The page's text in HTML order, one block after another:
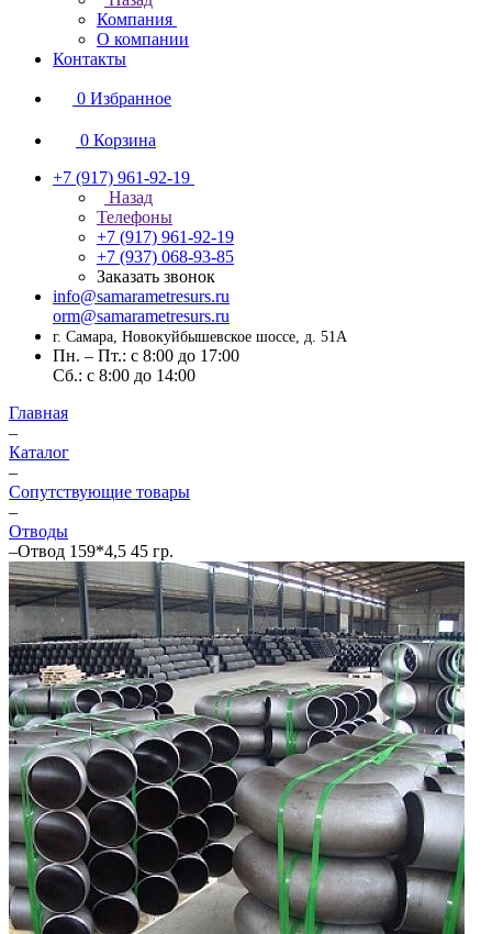
Компания
О компании
Контакты
0 Избранное
0 Корзина
+7 (917) 961-92-19
Назад
Телефоны
+7 (917) 961-92-19
+7 (937) 068-93-85
Заказать звонок
info@samarametresurs.ru
orm@samarametresurs.ru
г. Самара, Новокуйбышевское шоссе, д. 51А
Пн. – Пт.: с 8:00 до 17:00
Cб.: с 8:00 до 14:00
Главная
–
Каталог
–
Сопутствующие товары
–
Отводы
–Отвод 159*4,5 45 гр.